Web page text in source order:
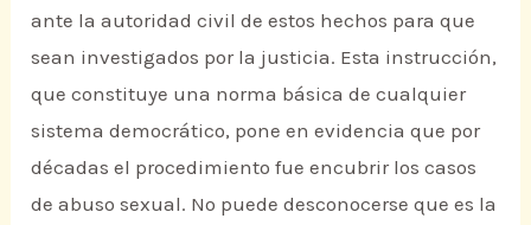
ante la autoridad civil de estos hechos para que
sean investigados por la justicia. Esta instrucción,
que constituye una norma básica de cualquier
sistema democrático, pone en evidencia que por
décadas el procedimiento fue encubrir los casos
de abuso sexual. No puede desconocerse que es la